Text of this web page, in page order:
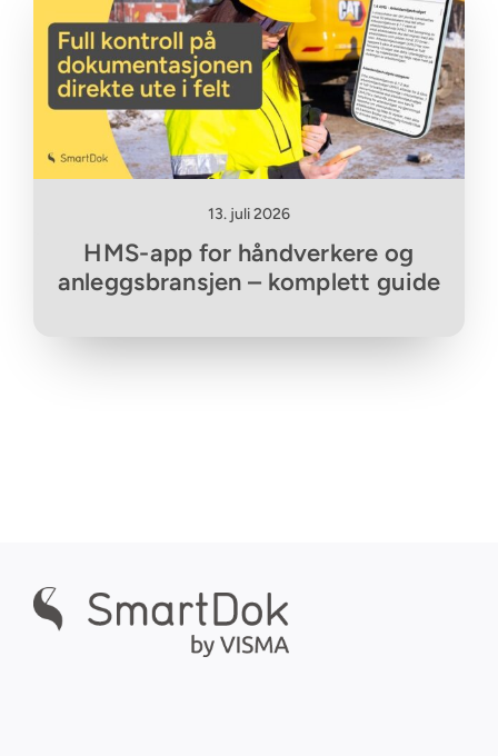
13. juli 2026
HMS-app for håndverkere og
anleggsbransjen – komplett guide